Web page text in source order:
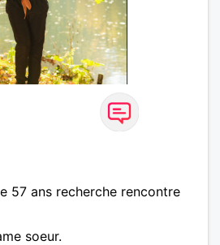
57 ans recherche rencontre
soeur.